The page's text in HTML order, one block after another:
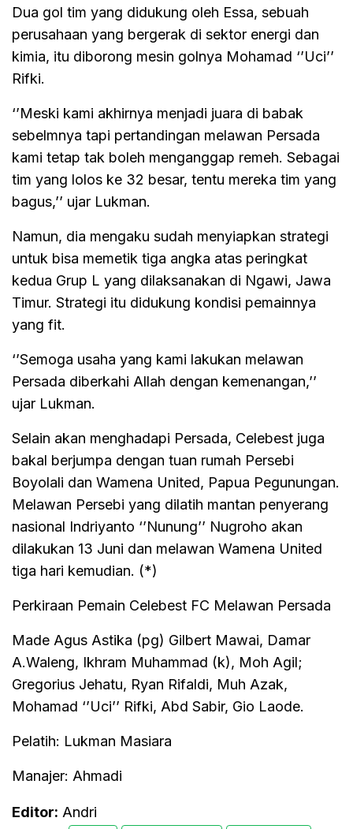
Dua gol tim yang didukung oleh Essa, sebuah
perusahaan yang bergerak di sektor energi dan
kimia, itu diborong mesin golnya Mohamad ‘’Uci’’
Rifki.
‘’Meski kami akhirnya menjadi juara di babak
sebelmnya tapi pertandingan melawan Persada
kami tetap tak boleh menganggap remeh. Sebagai
tim yang lolos ke 32 besar, tentu mereka tim yang
bagus,’’ ujar Lukman.
Namun, dia mengaku sudah menyiapkan strategi
untuk bisa memetik tiga angka atas peringkat
kedua Grup L yang dilaksanakan di Ngawi, Jawa
Timur. Strategi itu didukung kondisi pemainnya
yang fit.
‘’Semoga usaha yang kami lakukan melawan
Persada diberkahi Allah dengan kemenangan,’’
ujar Lukman.
Selain akan menghadapi Persada, Celebest juga
bakal berjumpa dengan tuan rumah Persebi
Boyolali dan Wamena United, Papua Pegunungan.
Melawan Persebi yang dilatih mantan penyerang
nasional Indriyanto ‘’Nunung’’ Nugroho akan
dilakukan 13 Juni dan melawan Wamena United
tiga hari kemudian. (*)
Perkiraan Pemain Celebest FC Melawan Persada
Made Agus Astika (pg) Gilbert Mawai, Damar
A.Waleng, Ikhram Muhammad (k), Moh Agil;
Gregorius Jehatu, Ryan Rifaldi, Muh Azak,
Mohamad ‘’Uci’’ Rifki, Abd Sabir, Gio Laode.
Pelatih: Lukman Masiara
Manajer: Ahmadi
Editor: Andri